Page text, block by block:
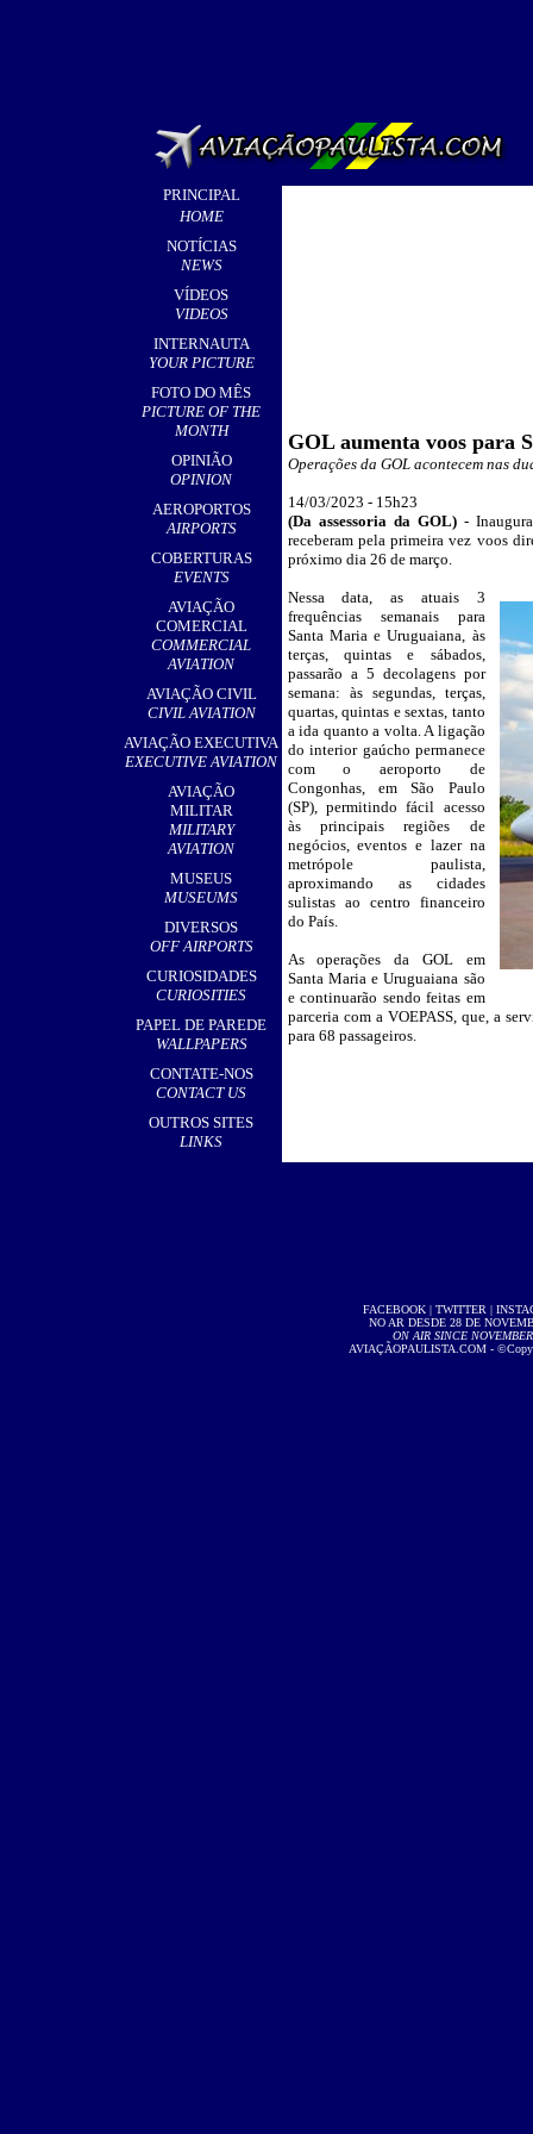
PRINCIPAL
HOME
NOTÍCIAS
NEWS
VÍDEOS
VIDEOS
INTERNAUTA
YOUR PICTURE
FOTO DO MÊS
PICTURE OF THE
MONTH
OPINIÃO
OPINION
AEROPORTOS
AIRPORTS
,
COBERTURAS
EVENTS
AVIAÇÃO
COMERCIAL
COMMERCIAL
AVIATION
AVIAÇÃO CIVIL
CIVIL AVIATION
AVIAÇÃO EXECUTIVA
EXECUTIVE AVIATION
AVIAÇÃO
MILITAR
MILITARY
AVIATION
MUSEUS
MUSEUMS
DIVERSOS
OFF AIRPORTS
CURIOSIDADES
CURIOSITIES
PAPEL DE PAREDE
WALLPAPERS
CONTATE-NOS
CONTACT US
OUTROS SITES
LINKS
GOL aumenta voos para
Operações da GOL acontecem nas
14/03/2023 - 15h23
(Da assessoria da GOL) -
receberam pela primeira vez voos
próximo dia 26 de março.
Nessa data, as atuais 3
frequências semanais para
Santa Maria e Uruguaiana, às
terças, quintas e sábados,
passarão a 5 decolagens por
semana: às segundas, terças,
quartas, quintas e sextas, tanto
a ida quanto a volta. A ligação
do interior gaúcho permanece
com o aeroporto de
Congonhas, em São Paulo
(SP), permitindo fácil acesso
às principais regiões de
negócios, eventos e lazer na
metrópole paulista,
aproximando as cidades
sulistas ao centro financeiro
do País.
As operações da GOL em
Santa Maria e Uruguaiana são
e continuarão sendo feitas em
parceria com a VOEPASS, que, a
para 68 passageiros.
FACEBOOK| TWITTER |
NO AR DESDE 28 DE
ON AIR SINCE
AVIAÇÃOPAULISTA.COM -